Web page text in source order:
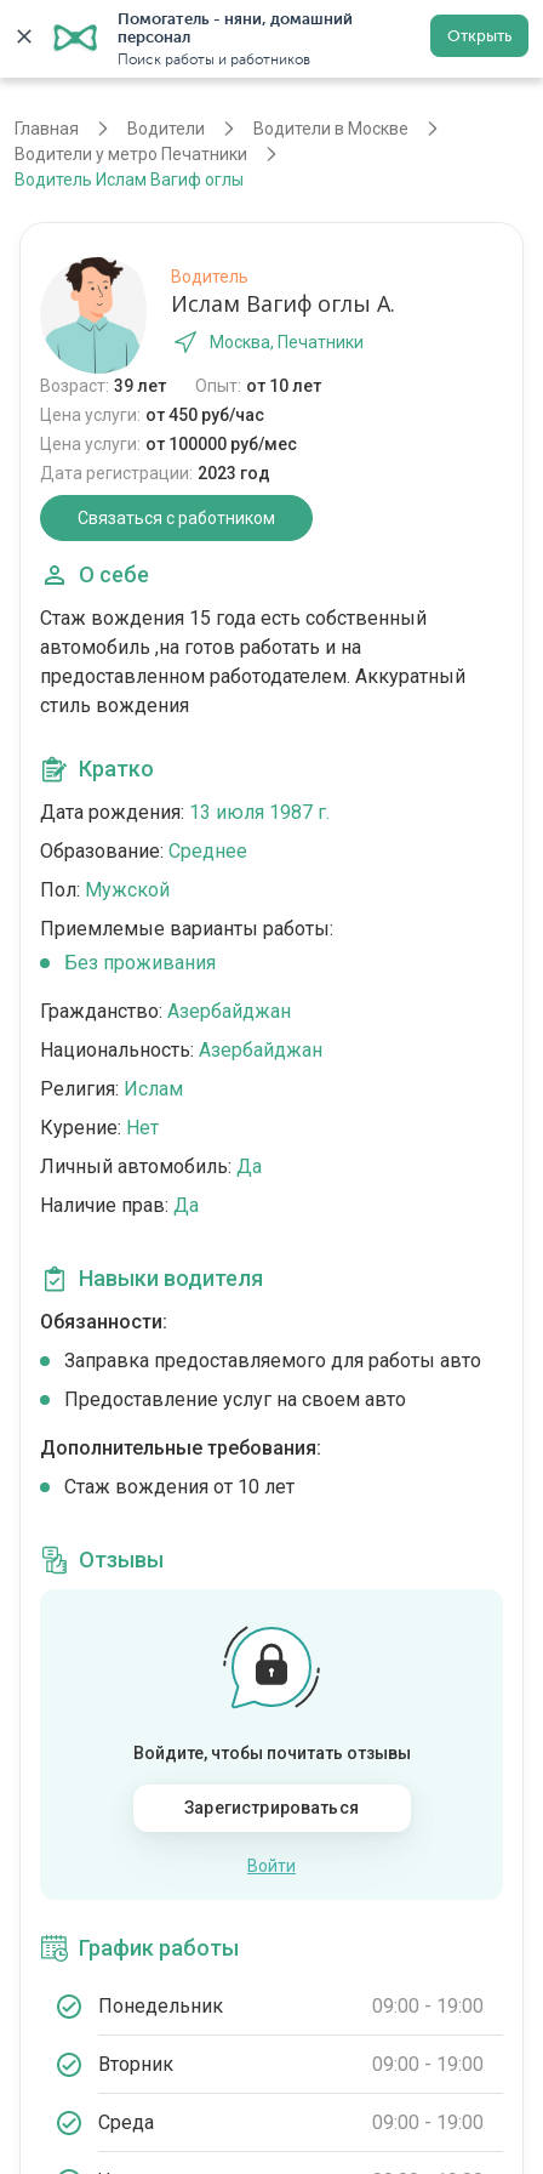
Помогатель - няни, домашний
персонал
Поиск работы и работников
Открыть
Регистрация
Главная Водители
Водители в Москве
Водители у метро Печатники
Водитель Ислам Вагиф оглы
Водитель
Ислам Вагиф оглы А.
Москва, Печатники
Возраст: 39 лет Опыт: от 10 лет
Цена услуги: от 450 руб/час
Цена услуги: от 100000 руб/мес
Дата регистрации: 2023 год
Связаться с работником
О себе
Стаж вождения 15 года есть собственный
автомобиль ,на готов работать и на
предоставленном работодателем. Аккуратный
стиль вождения
Кратко
Дата рождения: 13 июля 1987 г.
Образование: Среднее
Пол: Мужской
Приемлемые варианты работы:
Без проживания
Гражданство: Азербайджан
Национальность: Азербайджан
Религия: Ислам
Курение: Нет
Личный автомобиль: Да
Наличие прав: Да
Навыки водителя
Обязанности:
Заправка предоставляемого для работы авто
Предоставление услуг на своем авто
Дополнительные требования:
Стаж вождения от 10 лет
Отзывы
Войдите, чтобы почитать отзывы
Зарегистрироваться
Войти
График работы
Понедельник 09:00 - 19:00
Вторник 09:00 - 19:00
Среда 09:00 - 19:00